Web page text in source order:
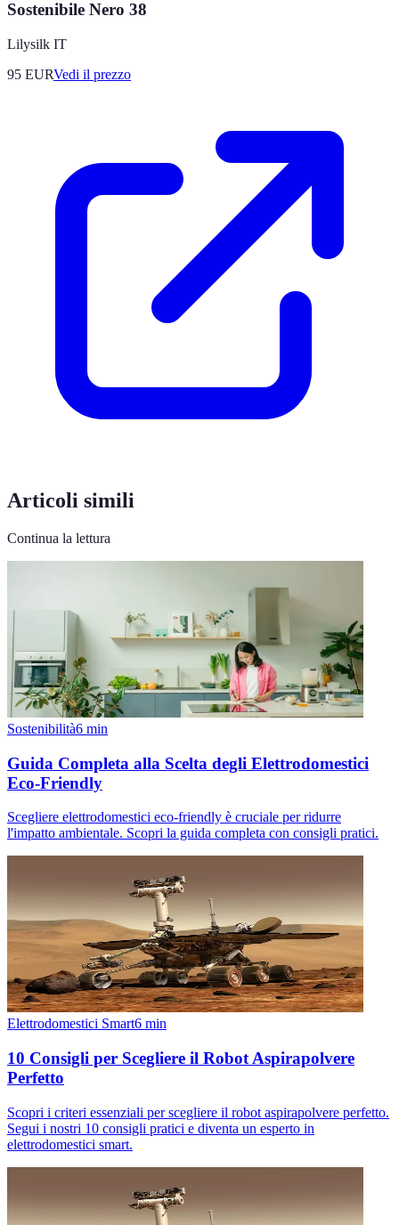
Sostenibile Nero 38
Lilysilk IT
95 EURVedi il prezzo
Articoli simili
Continua la lettura
Sostenibilità6 min
Guida Completa alla Scelta degli Elettrodomestici
Eco-Friendly
Scegliere elettrodomestici eco-friendly è cruciale per ridurre
l'impatto ambientale. Scopri la guida completa con consigli pratici.
Elettrodomestici Smart6 min
10 Consigli per Scegliere il Robot Aspirapolvere
Perfetto
Scopri i criteri essenziali per scegliere il robot aspirapolvere perfetto.
Segui i nostri 10 consigli pratici e diventa un esperto in
elettrodomestici smart.